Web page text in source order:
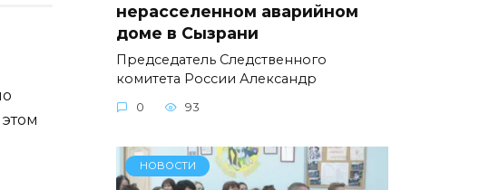
нерасселенном аварийном
доме в Сызрани
Председатель Следственного
комитета России Александр
0 93
НОВОСТИ